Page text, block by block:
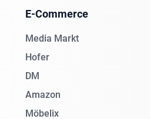
E-Commerce
Media Markt
Hofer
DM
Amazon
Möbelix